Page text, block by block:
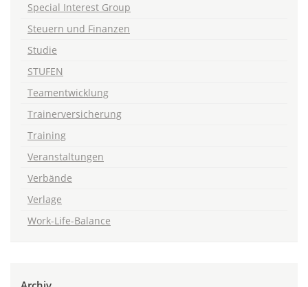
Special Interest Group
Steuern und Finanzen
Studie
STUFEN
Teamentwicklung
Trainerversicherung
Training
Veranstaltungen
Verbände
Verlage
Work-Life-Balance